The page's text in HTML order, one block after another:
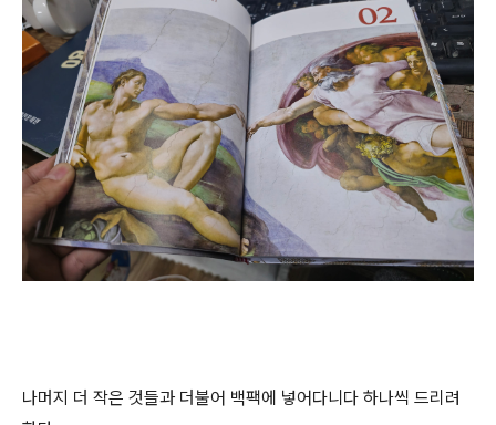
나머지 더 작은 것들과 더불어 백팩에 넣어다니다 하나씩 드리려